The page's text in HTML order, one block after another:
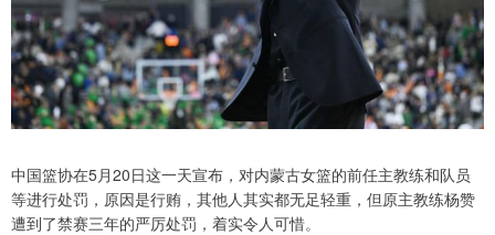
中国篮协在5月20日这一天宣布，对内蒙古女篮的前任主教练和队员
等进行处罚，原因是行贿，其他人其实都无足轻重，但原主教练杨赞
遭到了禁赛三年的严厉处罚，着实令人可惜。